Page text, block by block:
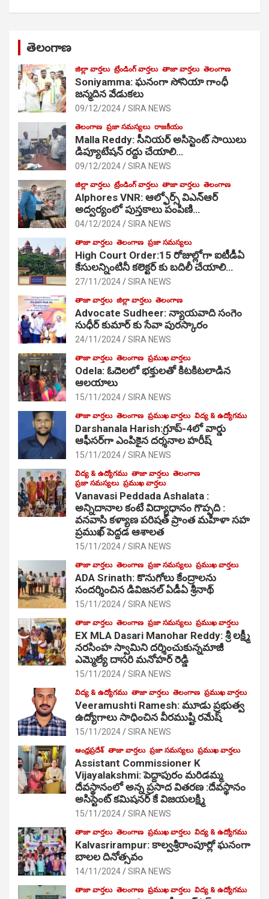
తెలంగాణ
జిల్లా వార్తలు ట్రేండింగ్ వార్తలు తాజా వార్తలు తెలంగాణ
Soniyamma: ఘ‌నంగా సోనియా గాంధీ
జ‌న్మ‌దిన వేడుక‌లు
09/12/2024 SIRA NEWS
తెలంగాణ ప్రజా సమస్యలు రాజకీయం
Malla Reddy: సీనియర్ అసిస్టెంట్ సాయిలు
డిప్యూటేషన్ రద్దు చేయాలి…
09/12/2024 SIRA NEWS
జిల్లా వార్తలు ట్రేండింగ్ వార్తలు తాజా వార్తలు తెలంగాణ
Alphores VNR: ఆల్ఫోర్స్ విఎన్ఆర్
అద్వర్యంలో పుస్తకాలు పంపిణి…
04/12/2024 SIRA NEWS
తాజా వార్తలు తెలంగాణ ప్రజా సమస్యలు
High Court Order:15 రోజుల్లోగా ఐటీడీఏ
కేసులన్నింటినీ కలెక్టర్ కు బదిలీ చేయాలి…
27/11/2024 SIRA NEWS
తాజా వార్తలు జిల్లా వార్తలు తెలంగాణ
Advocate Sudheer: న్యాయవాది సంగెం
సుధీర్ కుమార్ కు సేవా పురస్కారం
24/11/2024 SIRA NEWS
తాజా వార్తలు తెలంగాణ ప్రముఖ వార్తలు
Odela: ఓదెల‌లో భక్తులతో కిటకిటలాడిన
ఆల‌యాలు
15/11/2024 SIRA NEWS
తాజా వార్తలు తెలంగాణ ప్రముఖ వార్తలు విద్య & ఉద్యోగము
Darshanala Harish:గ్రూప్-4లో వార్డు
ఆఫీసర్‌గా ఎంపికైన దర్శనాల హరీష్
15/11/2024 SIRA NEWS
విద్య & ఉద్యోగము తాజా వార్తలు తెలంగాణ
ప్రజా సమస్యలు ప్రముఖ వార్తలు
Vanavasi Peddada Ashalata :
అన్నిదానాల కంటే విద్యాధానం గొప్పది :
వనవాసి కళ్యాణ పరిషత్ ప్రాంత మహిళా సహ
ప్రముఖ్ పెద్దడ ఆశాలత
15/11/2024 SIRA NEWS
తాజా వార్తలు తెలంగాణ ప్రజా సమస్యలు ప్రముఖ వార్తలు
ADA Srinath: కొనుగోలు కేంద్రాల‌ను
సంద‌ర్శించిన డివిజనల్ ఏడీఏ శ్రీనాథ్
15/11/2024 SIRA NEWS
తాజా వార్తలు తెలంగాణ ప్రజా సమస్యలు ప్రముఖ వార్తలు
EX MLA Dasari Manohar Reddy: శ్రీ లక్ష్మీ
నరసింహ స్వామిని దర్శించుకున్నమాజీ
ఎమ్మెల్యే దాసరి మనోహర్ రెడ్డి
15/11/2024 SIRA NEWS
విద్య & ఉద్యోగము తాజా వార్తలు తెలంగాణ ప్రముఖ వార్తలు
Veeramushti Ramesh: మూడు ప్రభుత్వ
ఉద్యోగాలు సాధించిన వీరముష్టి రమేష్
15/11/2024 SIRA NEWS
ఆంధ్రప్రదేశ్ తాజా వార్తలు ప్రజా సమస్యలు ప్రముఖ వార్తలు
Assistant Commissioner K
Vijayalakshmi: పెద్దాపురం మరిడమ్మ
దేవస్థానంలో అన్న ప్రసాద వితరణ :దేవస్థానం
అసిస్టెంట్ కమిషనర్ కే విజయలక్ష్మి
15/11/2024 SIRA NEWS
తాజా వార్తలు తెలంగాణ ప్రముఖ వార్తలు విద్య & ఉద్యోగము
Kalvasrirampur: కాల్వశ్రీరాంపూర్లో ఘనంగా
బాలల దినోత్సవం
14/11/2024 SIRA NEWS
తాజా వార్తలు తెలంగాణ ప్రముఖ వార్తలు విద్య & ఉద్యోగము